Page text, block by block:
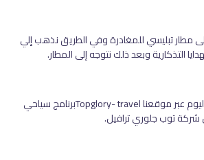
مطار تبليسي للمغادرة وفي الطريق نذهب إلي
التذكارية وبعد ذلك نتوجه إلى المطار.
ختاما، لقد تعرفنا في مقال اليوم عبر موقعنا Topglory- travelبرنامج سياحي